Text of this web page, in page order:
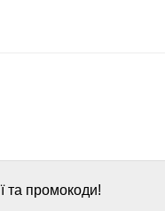
та промокоди!